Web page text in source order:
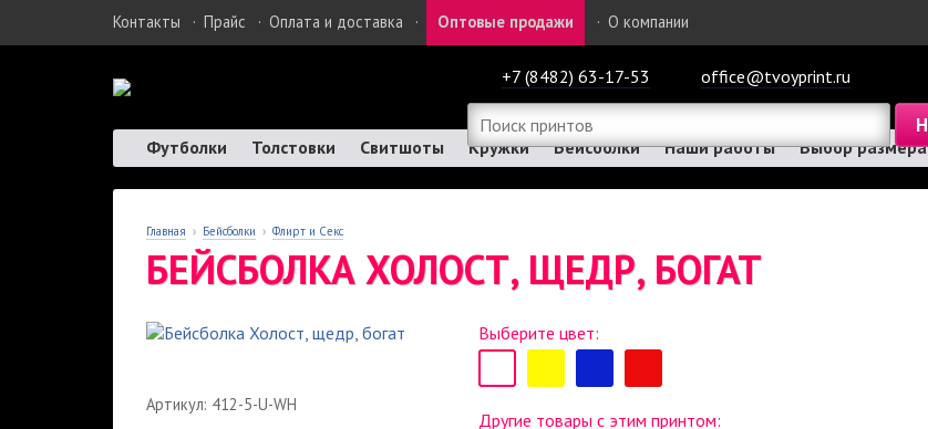
Контакты · Прайс · Оплата и доставка · Оптовые продажи · О компании
+7 (8482) 63-17-53
office@tvoyprint.ru
Футболки
Толстовки Свитшоты Кружки Бейсболки Наши работы Выбор размера
Главная › Бейсболки › Флирт и Секс
БЕЙСБОЛКА ХОЛОСТ, ЩЕДР, БОГАТ
Артикул: 412-5-U-WH
Выберите цвет:
Другие товары с этим принтом: